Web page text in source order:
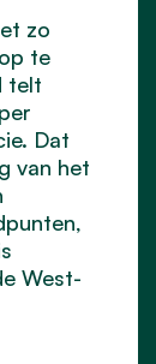
zo
te
telt
Dat
van het
West-